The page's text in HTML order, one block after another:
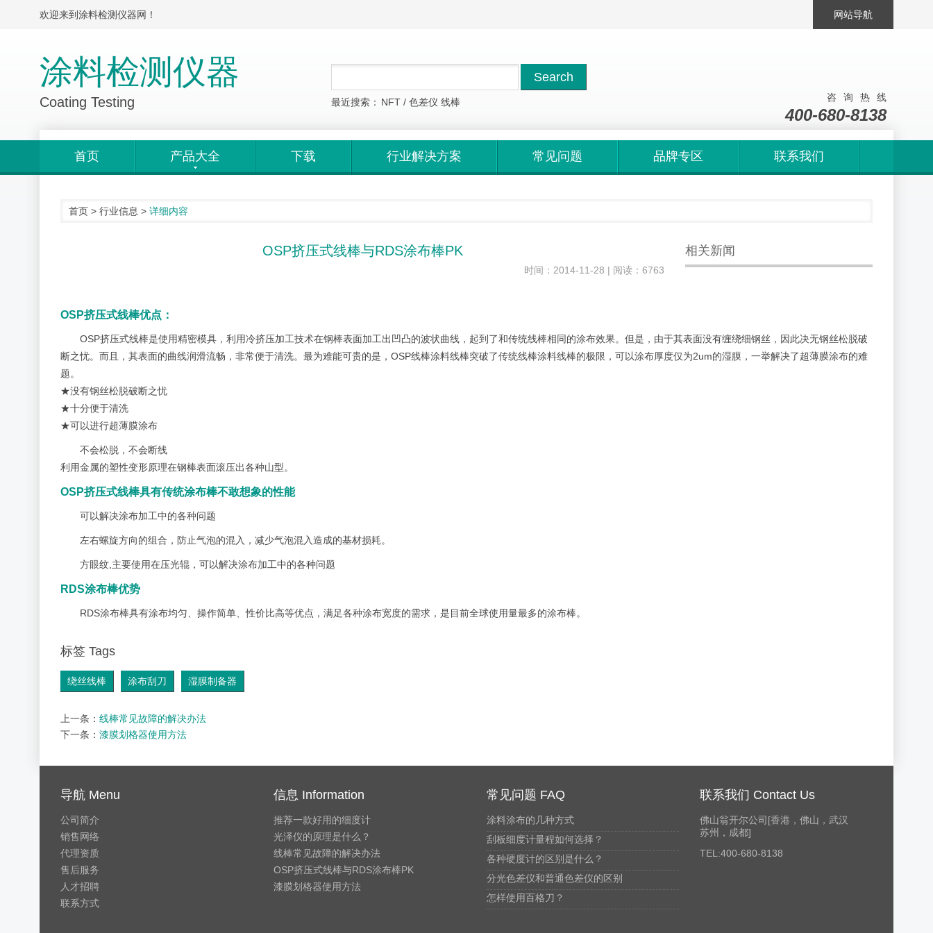
网站导航
欢迎来到涂料检测仪器网！
涂料检测仪器
Coating Testing 最近搜索： NFT / 色差仪 线棒 咨询热线
400-680-8138
首页 产品大全 下载 行业解决方案 常见问题 品牌专区 联系我们
首页 > 行业信息 > 详细内容
OSP挤压式线棒与RDS涂布棒PK
时间：2014-11-28 | 阅读：6763
OSP挤压式线棒优点：
OSP挤压式线棒是使用精密模具，利用冷挤压加工技术在钢棒表面加工出凹凸的波状曲线，起到了和传统线棒相同的涂布效果。但是，由于其表面没有缠绕细钢丝，因此决无钢丝松脱破
断之忧。而且，其表面的曲线润滑流畅，非常便于清洗。最为难能可贵的是，OSP线棒涂料线棒突破了传统线棒涂料线棒的极限，可以涂布厚度仅为2um的湿膜，一举解决了超薄膜涂布的难
题。
★没有钢丝松脱破断之忧
★十分便于清洗
★可以进行超薄膜涂布
不会松脱，不会断线
利用金属的塑性变形原理在钢棒表面滚压出各种山型。
OSP挤压式线棒具有传统涂布棒不敢想象的性能
可以解决涂布加工中的各种问题
左右螺旋方向的组合，防止气泡的混入，减少气泡混入造成的基材损耗。
方眼纹,主要使用在压光辊，可以解决涂布加工中的各种问题
RDS涂布棒优势
RDS涂布棒具有涂布均匀、操作简单、性价比高等优点，满足各种涂布宽度的需求，是目前全球使用量最多的涂布棒。
标签 Tags
绕丝线棒 涂布刮刀 湿膜制备器
上一条： 线棒常见故障的解决办法
下一条： 漆膜划格器使用方法
相关新闻
导航 Menu
公司简介
销售网络
代理资质
售后服务
人才招聘
联系方式
信息 Information
推荐一款好用的细度计
光泽仪的原理是什么？
线棒常见故障的解决办法
OSP挤压式线棒与RDS涂布棒PK
漆膜划格器使用方法
常见问题 FAQ
涂料涂布的几种方式
刮板细度计量程如何选择？
各种硬度计的区别是什么？
分光色差仪和普通色差仪的区别
怎样使用百格刀？
联系我们 Contact Us
佛山翁开尔公司[香港，佛山，武汉
苏州，成都]
TEL:400-680-8138